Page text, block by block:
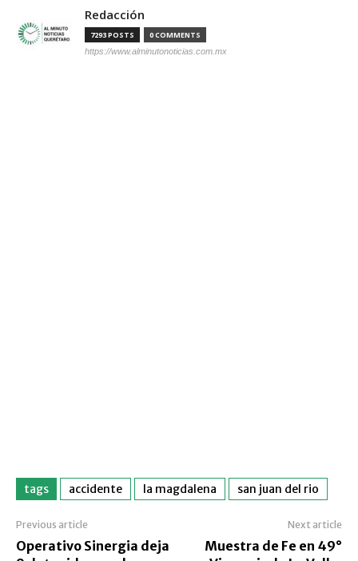
Redacción
7293 POSTS 0 COMMENTS
https://www.alminutonoticias.com.mx
tags accidente la magdalena san juan del rio
Previous article
Operativo Sinergia deja
Next article
Muestra de Fe en 49°